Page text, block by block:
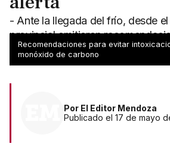
- Ante la llegada del frío, desde
provincial emitieron
intoxicaciones con monóxido de
Recomendaciones para evitar
monóxido de carbono
Por El Editor Mendoza
Publicado el 17 de mayo